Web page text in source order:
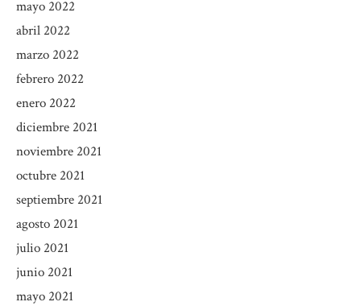
mayo 2022
abril 2022
marzo 2022
febrero 2022
enero 2022
diciembre 2021
noviembre 2021
octubre 2021
septiembre 2021
agosto 2021
julio 2021
junio 2021
mayo 2021